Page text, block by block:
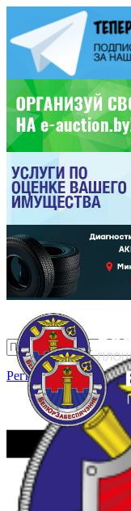
Регистрация Вход